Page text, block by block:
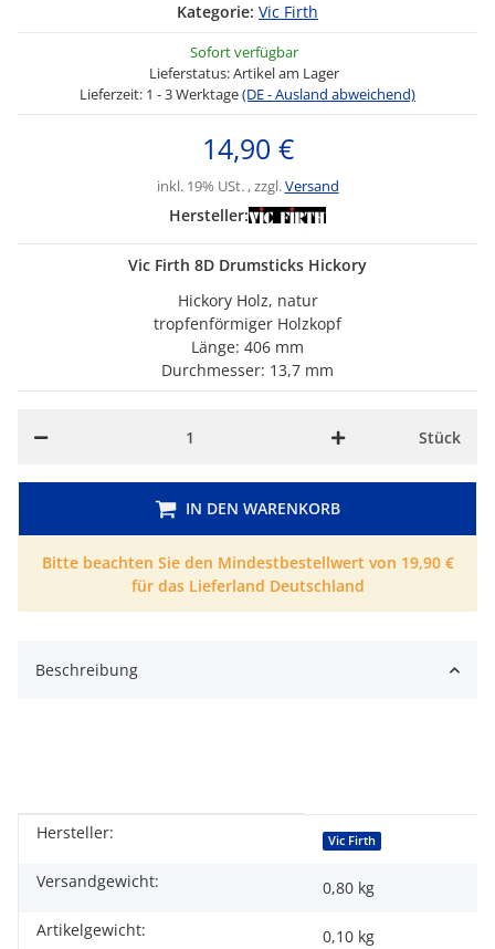
Kategorie: Vic Firth
Sofort verfügbar
Lieferstatus: Artikel am Lager
Lieferzeit: 1 - 3 Werktage(DE - Ausland abweichend)
14,90 €
inkl. 19% USt. , zzgl.Versand
Hersteller:
Vic Firth 8D Drumsticks Hickory
Hickory Holz, natur
tropfenförmiger Holzkopf
Länge: 406 mm
Durchmesser: 13,7 mm
Stück
IN DEN WARENKORB
Bitte beachten Sie den Mindestbestellwert von 19,90 €
für das Lieferland Deutschland
Beschreibung
Produkteigenschaft
Wert
Hersteller: Vic Firth
Versandgewicht:
0,80 kg
Artikelgewicht:
0,10 kg